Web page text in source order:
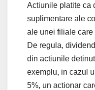
Actiunile platite ca
suplimentare ale
ale unei filiale care
De regula,
din actiunile
exemplu, in cazul
5%, un actionar